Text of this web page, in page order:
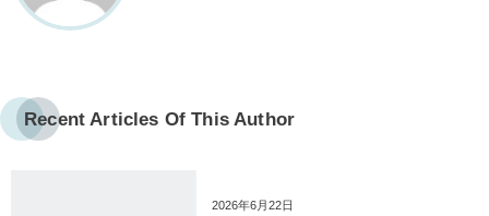
Recent Articles Of This Author
2026年6月22日